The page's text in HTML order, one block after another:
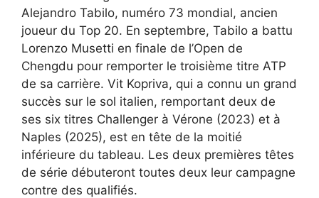
Alejandro Tabilo, numéro 73 mondial, ancien
joueur du Top 20. En septembre, Tabilo a battu
Lorenzo Musetti en finale de l’Open de
Chengdu pour remporter le troisième titre ATP
de sa carrière. Vit Kopriva, qui a connu un grand
succès sur le sol italien, remportant deux de
ses six titres Challenger à Vérone (2023) et à
Naples (2025), est en tête de la moitié
inférieure du tableau. Les deux premières têtes
de série débuteront toutes deux leur campagne
contre des qualifiés.